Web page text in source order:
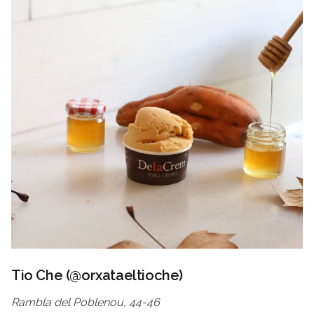
Tio Che (@orxataeltioche)
Rambla del Poblenou, 44-46